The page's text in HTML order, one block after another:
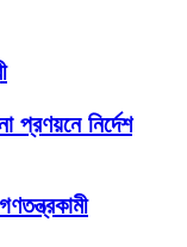
প্রণয়নে নির্দেশ